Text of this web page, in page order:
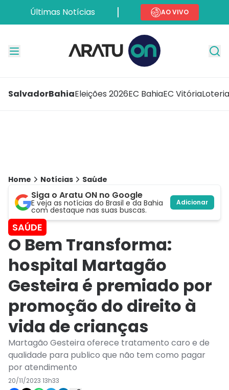
Últimas Notícias AO VIVO
SalvadorBahiaEleições 2026EC BahiaEC Vitória
Home Notícias Saúde
Siga o Aratu ON no Google
E veja as notícias do Brasil e da Bahia
com destaque nas suas buscas.
Adicionar
SAÚDE
O Bem Transforma:
hospital Martagão
Gesteira é premiado por
promoção do direito à
vida de crianças
Martagão Gesteira oferece tratamento caro e de
qualidade para publico que não tem como pagar
por atendimento
20/11/2023 13h33